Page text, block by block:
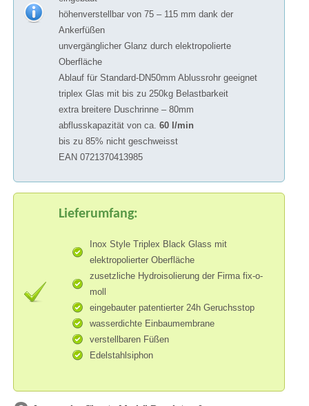
höhenverstellbar von 75 – 115 mm dank der
Ankerfüßen
unvergänglicher Glanz durch elektropolierte
Oberfläche
Ablauf für Standard-DN50mm Ablussrohr geeignet
triplex Glas mit bis zu 250kg Belastbarkeit
extra breitere Duschrinne – 80mm
abflusskapazität von ca. 60 l/min
bis zu 85% nicht geschweisst
EAN 0721370413985
Lieferumfang:
Inox Style Triplex Black Glass mit
elektropolierter Oberfläche
zusetzliche Hydroisolierung der Firma fix-o-
moll
eingebauter patentierter 24h Geruchsstop
wasserdichte Einbaumembrane
verstellbaren Füßen
Edelstahlsiphon